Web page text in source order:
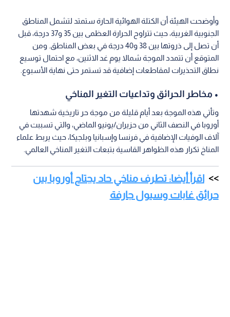
وأوضحت الهيئة أن الكتلة الهوائية الحارة ستمتد لتشمل المناطق
الجنوبية الغربية، حيث تتراوح الحرارة العظمى بين 35 و37 درجة، قبل
أن تصل إلى ذروتها بين 38 و40 درجة في بعض المناطق. ومن
المتوقع أن تتمدد الموجة شمالا يوم غد الاثنين، مع احتمال توسيع
نطاق التحذيرات لمقاطعات إضافية قد تستمر حتى نهاية الأسبوع.
• مخاطر الحرائق وتداعيات التغير المناخي
وتأتي هذه الموجة بعد أيام قليلة من موجة حر تاريخية شهدتها
أوروبا في النصف الثاني من حزيران/يونيو الماضي، والتي تسببت في
آلاف الوفيات الإضافية في فرنسا وإسبانيا وبلجيكا، حيث يربط علماء
المناخ تكرار هذه الظواهر القاسية بتبعات التغير المناخي العالمي.
اقرأ أيضا: تطرف مناخي حاد يجتاح أوروبا بين
حرائق غابات وسيول جارفة